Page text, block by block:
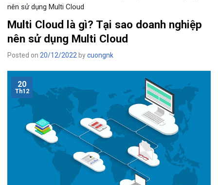
nên sử dụng Multi Cloud
Multi Cloud là gì? Tại sao doanh nghiệp
nên sử dụng Multi Cloud
Posted on 20/12/2022 bycuongnk
20
Th12